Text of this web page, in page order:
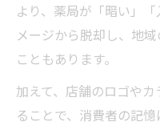
より、薬局が「暗い」
メージから脱却し、地
こともあります。
加えて、店舗のロゴや
ることで、消費者の記